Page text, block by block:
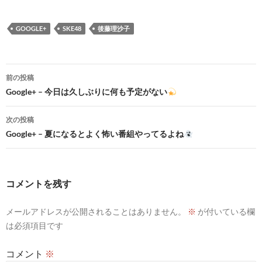
GOOGLE+ SKE48 後藤理沙子
投
稿
ナ
ビ
ョ
前の投稿
Google+ – 今日は久しぶりに何も予定がない
次の投稿
Google+ – 夏になるとよく怖い番組やってるよね
コメントを残す
メールアドレスが公開されることはありません。 ※ が付いている欄
は必須項目です
コメント ※